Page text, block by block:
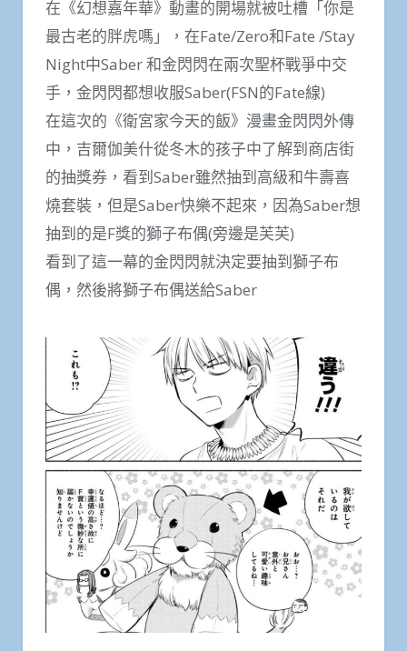
在《幻想嘉年華》動畫的開場就被吐槽「你是
最古老的胖虎嗎」，在Fate/Zero和Fate /Stay
Night中Saber 和金閃閃在兩次聖杯戰爭中交
手，金閃閃都想收服Saber(FSN的Fate線)
在這次的《衛宮家今天的飯》漫畫金閃閃外傳
中，吉爾伽美什從冬木的孩子中了解到商店街
的抽獎券，看到Saber雖然抽到高級和牛壽喜
燒套裝，但是Saber快樂不起來，因為Saber想
抽到的是F獎的獅子布偶(旁邊是芙芙)
看到了這一幕的金閃閃就決定要抽到獅子布
偶，然後將獅子布偶送給Saber